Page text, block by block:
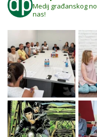
Medij građanskog
nas!